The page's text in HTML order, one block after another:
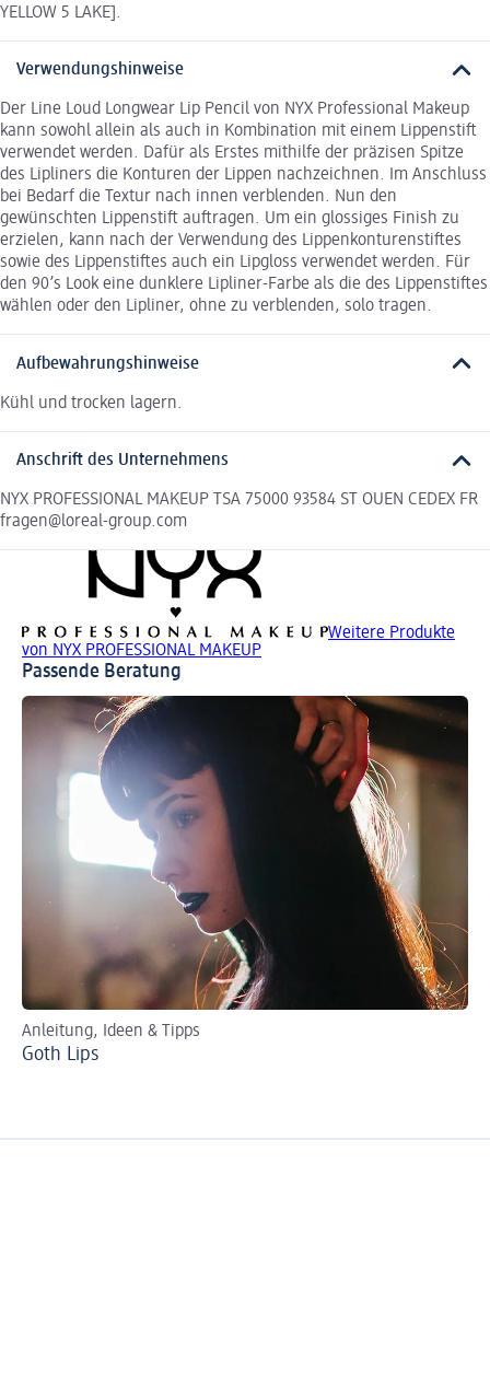
YELLOW 5 LAKE].
Verwendungshinweise
Der Line Loud Longwear Lip Pencil von NYX Professional Makeup
kann sowohl allein als auch in Kombination mit einem Lippenstift
verwendet werden. Dafür als Erstes mithilfe der präzisen Spitze
des Lipliners die Konturen der Lippen nachzeichnen. Im Anschluss
bei Bedarf die Textur nach innen verblenden. Nun den
gewünschten Lippenstift auftragen. Um ein glossiges Finish zu
erzielen, kann nach der Verwendung des Lippenkonturenstiftes
sowie des Lippenstiftes auch ein Lipgloss verwendet werden. Für
den 90’s Look eine dunklere Lipliner-Farbe als die des Lippenstiftes
wählen oder den Lipliner, ohne zu verblenden, solo tragen.
Aufbewahrungshinweise
Kühl und trocken lagern.
Anschrift des Unternehmens
NYX PROFESSIONAL MAKEUP TSA 75000 93584 ST OUEN CEDEX FR
fragen@loreal-group.com
Weitere Produkte
von NYX PROFESSIONAL MAKEUP
Passende Beratung
Anleitung, Ideen & Tipps
Goth Lips